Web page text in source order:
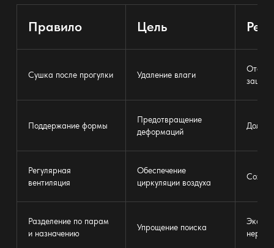
Правило Цель
Сушка после прогулки Удаление влаги
Поддержание формы
Предотвращение
деформаций
Регулярная
вентиляция
Обеспечение
циркуляции воздуха
Разделение по парам
и назначению
Упрощение поиска
нервов